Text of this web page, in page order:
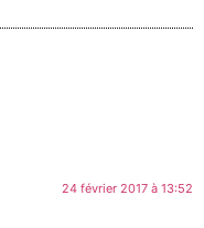
24 février 2017 à 13:52